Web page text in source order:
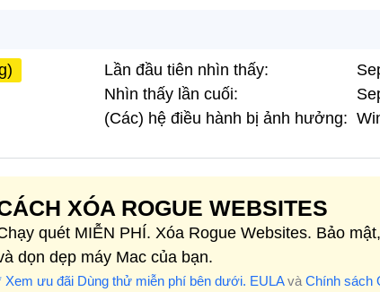
Lần đầu tiên nhìn thấy:
Nhìn thấy lần cuối:
(Các) hệ điều hành bị ảnh hưởng:
XÓA ROGUE WEBSITES
quét MIỄN PHÍ. Xóa Rogue Websites. Bảo
dọn dẹp máy Mac của bạn.
Xem ưu đãi Dùng thử miễn phí bên dưới. EULAvà Chính sách